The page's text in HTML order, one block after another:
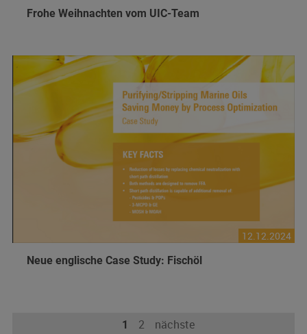
Frohe Weihnachten vom UIC-Team
12.12.2024
Neue englische Case Study: Fischöl
1 2 nächste